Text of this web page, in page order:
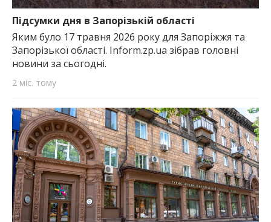
найважливішу інформацію про події
міста Запоріжжя та області.
Підсумки дня в Запорізькій області
Яким було 17 травня 2026 року для Запоріжжя та
Запорізької області. Inform.zp.ua зібрав головні
новини за сьогодні.
2 міс. тому